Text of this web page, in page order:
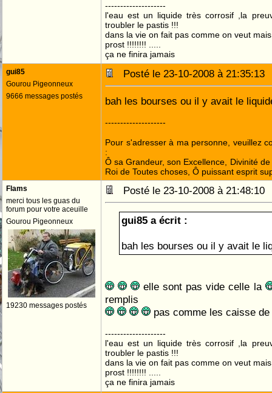
--------------------
l'eau est un liquide très corrosif ,la
troubler le pastis !!!
dans la vie on fait pas comme on veut
prost !!!!!!!! .....
ça ne finira jamais
gui85
Gourou Pigeonneux
9666 messages postés
Posté le 23-10-2008 à
bah les bourses ou il y avait le
--------------------
Pour s'adresser à ma personne, veuillez
:
Ô sa Grandeur, son Excellence, Divinité
Roi de Toutes choses, Ô puissant esprit
Flams
merci tous les guas du
forum pour votre aceuille
Gourou Pigeonneux
19230 messages postés
Posté le 23-10-2008 à
gui85 a écrit :
bah les bourses ou il y avait le
elle sont pas vide celle la
remplis
pas comme les caisse
--------------------
l'eau est un liquide très corrosif ,la
troubler le pastis !!!
dans la vie on fait pas comme on veut
prost !!!!!!!! .....
ça ne finira jamais